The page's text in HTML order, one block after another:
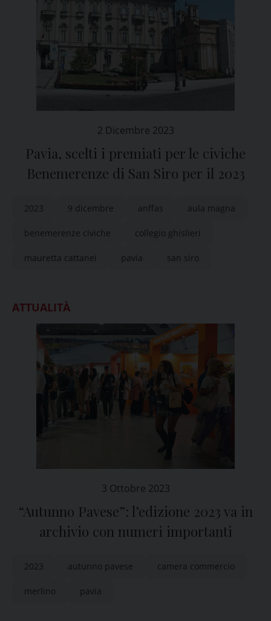
2 Dicembre 2023
Pavia, scelti i premiati per le civiche
Benemerenze di San Siro per il 2023
2023 9 dicembre anffas aula magna
benemerenze civiche collegio ghislieri
mauretta cattanei pavia san siro
ATTUALITÀ
3 Ottobre 2023
“Autunno Pavese”: l’edizione 2023 va in
archivio con numeri importanti
2023 autunno pavese camera commercio
merlino pavia